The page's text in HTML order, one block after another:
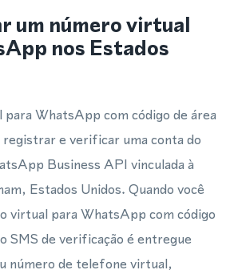
um número virtual
nos Estados
WhatsApp com código de área
e verificar uma conta do
Business API vinculada à
Estados Unidos. Quando você
virtual para WhatsApp com código
SMS de verificação é entregue
número de telefone virtual,